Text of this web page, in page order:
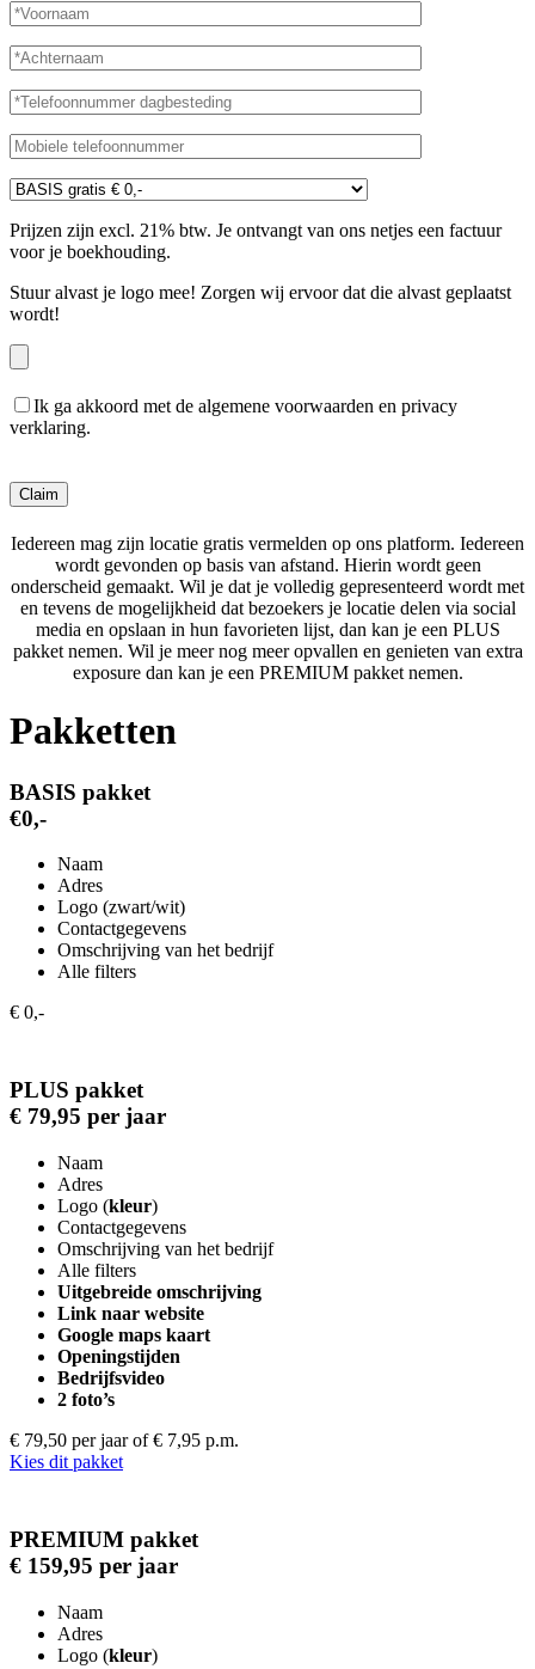
Prijzen zijn excl. 21% btw. Je ontvangt van ons netjes een factuur
voor je boekhouding.
Stuur alvast je logo mee! Zorgen wij ervoor dat die alvast geplaatst
wordt!
Ik ga akkoord met de algemene voorwaarden en privacy
verklaring.
Iedereen mag zijn locatie gratis vermelden op ons platform. Iedereen
wordt gevonden op basis van afstand. Hierin wordt geen
onderscheid gemaakt. Wil je dat je volledig gepresenteerd wordt met
en tevens de mogelijkheid dat bezoekers je locatie delen via social
media en opslaan in hun favorieten lijst, dan kan je een PLUS
pakket nemen. Wil je meer nog meer opvallen en genieten van extra
exposure dan kan je een PREMIUM pakket nemen.
Pakketten
BASIS pakket
€0,-
Naam
Adres
Logo (zwart/wit)
Contactgegevens
Omschrijving van het bedrijf
Alle filters
€ 0,-
PLUS pakket
€ 79,95 per jaar
Naam
Adres
Logo (kleur)
Contactgegevens
Omschrijving van het bedrijf
Alle filters
Uitgebreide omschrijving
Link naar website
Google maps kaart
Openingstijden
Bedrijfsvideo
2 foto’s
€ 79,50 per jaar of € 7,95 p.m.
Kies dit pakket
PREMIUM pakket
€ 159,95 per jaar
Naam
Adres
Logo (kleur)